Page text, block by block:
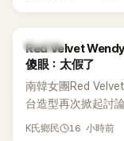
K-POP
Red Velvet Wendy
傻眼：太假了
南韓女團Red
台造型再次掀起討
被質疑在舞台上使
K氏鄉民 16 小時前